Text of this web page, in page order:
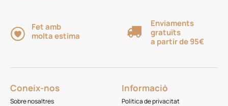
Fet amb
molta estima
Enviaments
gratuïts
a partir de 95€
Coneix-nos
Sobre nosaltres
Informació
Política de privacitat